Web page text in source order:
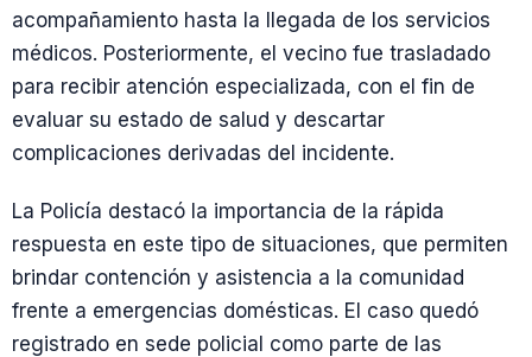
acompañamiento hasta la llegada de los servicios
médicos. Posteriormente, el vecino fue trasladado
para recibir atención especializada, con el fin de
evaluar su estado de salud y descartar
complicaciones derivadas del incidente.
La Policía destacó la importancia de la rápida
respuesta en este tipo de situaciones, que permiten
brindar contención y asistencia a la comunidad
frente a emergencias domésticas. El caso quedó
registrado en sede policial como parte de las